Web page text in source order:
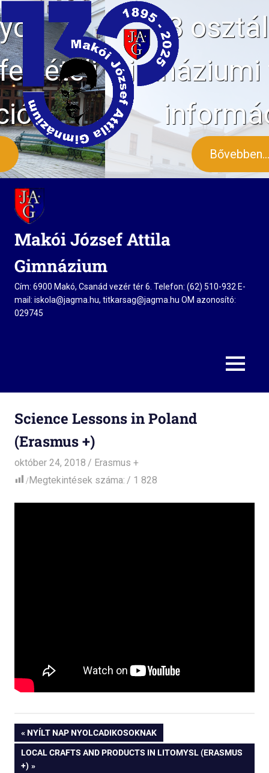
8 osztályos
gimnáziumi felvételi
információk
Bővebben...
Skip
content
Makói József Attila
Gimnázium
Cím: 6900 Makó, Csanád vezér tér 6. Telefon: (62) 510-932 E-
mail: iskola@jagma.hu, titkarsag@jagma.hu OM azonosító:
029745
MENU
Science Lessons in Poland
(Erasmus +)
október 24, 2018 admin
Erasmus +
Megtekintések száma:
1 828
Bejegyzés
navigáció
PREVIOUS
POST:
NYÍLT NAP NYOLCADIKOSOKNAK
NEXT
POST:
LOCAL CRAFTS AND PRODUCTS IN LITOMYSL (ERASMUS
+)